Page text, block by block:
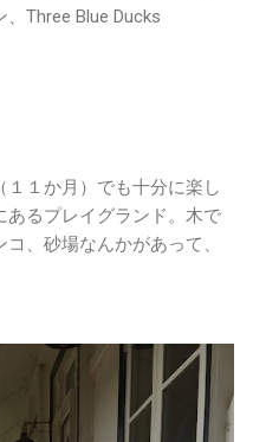
Three Blue Ducks
１１か月）でも十分に楽し
るプレイグランド。木で
、砂場なんかがあって、